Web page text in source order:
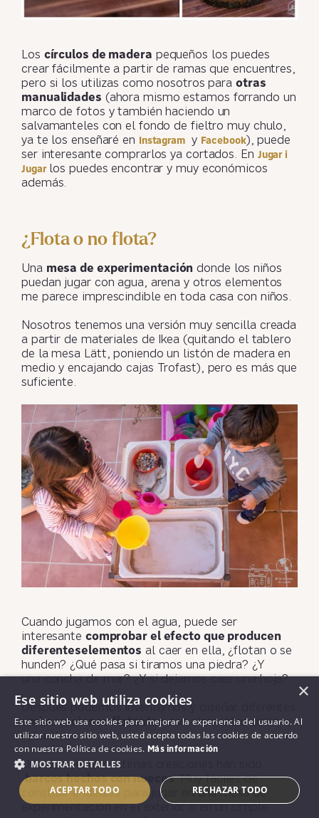
Los círculos de madera pequeños los puedes
crear fácilmente a partir de ramas que encuentres,
pero si los utilizas como nosotros para otras
manualidades (ahora mismo estamos forrando un
marco de fotos y también haciendo un
salvamanteles con el fondo de fieltro muy chulo,
ya te los enseñaré en
Instagram y Facebook), puede
ser interesante comprarlos ya cortados. En Jugar i
Jugarlos puedes encontrar y muy económicos
además.
¿Flota o no flota?
Una mesa de experimentación donde los niños
puedan jugar con agua, arena y otros elementos
me parece imprescindible en toda casa con niños.
Nosotros tenemos una versión muy sencilla creada
a partir de materiales de Ikea (quitando el tablero
de la mesa Lätt, poniendo un listón de madera en
medio y encajando cajas Trofast), pero es más que
suficiente.
Cuando jugamos con el agua, puede ser
interesante comprobar el efecto que producen
diferenteselementos al caer en ella, ¿flotan o se
hunden? ¿Qué pasa si tiramos una piedra? ¿Y
una concha de mar? ¿Y si dejamos caer una hoja?
Después podemos inventarnos y diseñar diferentes
embarcaciones flotantescon elementos de la
naturaleza.
Una de nuestras últimas creaciones han sido
barcos hechos con nueces. Muy fáciles de
construir e ideales para jugar en una mesa de
experimentación en el exterior o en un simple
×
Ese sitio web utiliza cookies
Este sitio web usa cookies para mejorar la experiencia del usuario. Al
utilizar nuestro sitio web, usted acepta todas las cookies de acuerdo
con nuestra Política de cookies. Más información
MOSTRAR DETALLES
ACEPTAR TODO RECHAZAR TODO